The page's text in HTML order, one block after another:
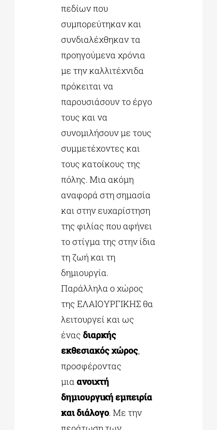
πεδίων που
συμπορεύτηκαν και
συνδιαλέχθηκαν τα
προηγούμενα χρόνια
με την καλλιτέχνιδα
πρόκειται να
παρουσιάσουν το έργο
τους και να
συνομιλήσουν με τους
συμμετέχοντες και
τους κατοίκους της
πόλης. Μια ακόμη
αναφορά στη σημασία
και στην ευχαρίστηση
της φιλίας που αφήνει
το στίγμα της στην ίδια
τη ζωή και τη
δημιουργία.
Παράλληλα ο χώρος
της ΕΛΑΙΟΥΡΓΙΚΗΣ θα
λειτουργεί και ως
ένας διαρκής
εκθεσιακός χώρος,
προσφέροντας
μια ανοιχτή
δημιουργική εμπειρία
και διάλογο. Με την